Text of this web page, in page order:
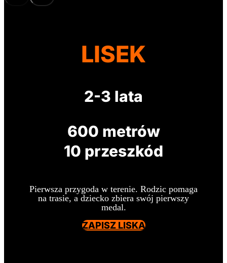
LISEK
2-3 lata
600 metrów
10 przeszkód
Pierwsza przygoda w terenie. Rodzic pomaga
na trasie, a dziecko zbiera swój pierwszy
medal.
ZAPISZ LISKA